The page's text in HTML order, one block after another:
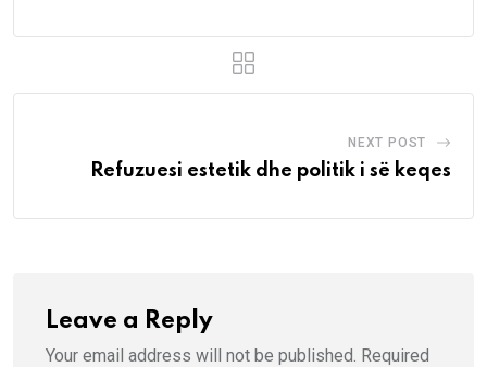
NEXT POST
Refuzuesi estetik dhe politik i së keqes
Leave a Reply
Your email address will not be published. Required